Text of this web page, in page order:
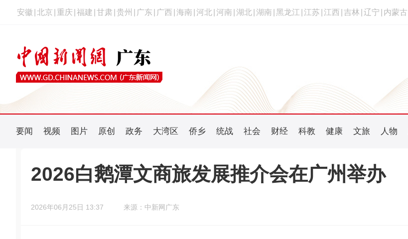
安徽 北京 重庆 福建 甘肃 贵州 广东 广西 海南 河北 河南 湖北 湖南 黑龙江 江苏 江西 吉林 辽宁 内蒙古
要闻 视频 图片 原创 政务 大湾区 侨乡 统战 社会 财经 科教 健康 文旅 人物
2026白鹅潭文商旅发展推介会在广州举办
2026年06月25日 13:37 来源：中新网广东